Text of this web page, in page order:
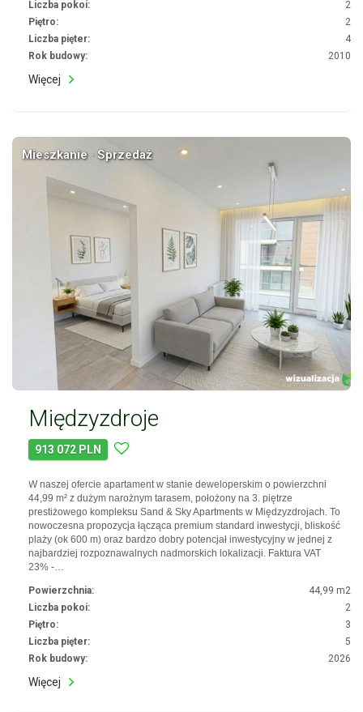
Liczba pokoi:
2
Piętro:
2
Liczba pięter:
4
Rok budowy:
2010
Więcej
Mieszkanie · Sprzedaż
Międzyzdroje
913 072 PLN
W naszej ofercie apartament w stanie deweloperskim o powierzchni
44,99 m² z dużym narożnym tarasem, położony na 3. piętrze
prestiżowego kompleksu Sand & Sky Apartments w Międzyzdrojach. To
nowoczesna propozycja łącząca premium standard inwestycji, bliskość
plaży (ok 600 m) oraz bardzo dobry potencjał inwestycyjny w jednej z
najbardziej rozpoznawalnych nadmorskich lokalizacji. Faktura VAT
23% -…
Powierzchnia:
44,99 m2
Liczba pokoi:
2
Piętro:
3
Liczba pięter:
5
Rok budowy:
2026
Więcej